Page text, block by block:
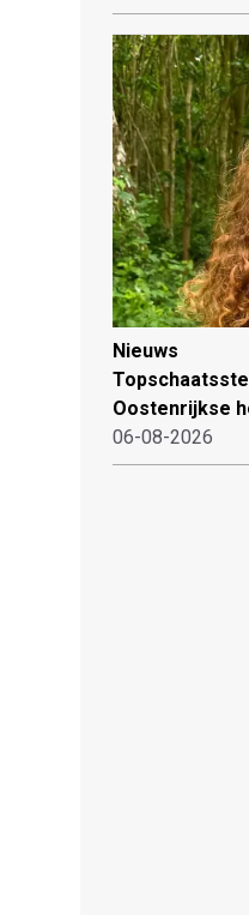
Nieuws
Oostenrijkse
06-08-2026